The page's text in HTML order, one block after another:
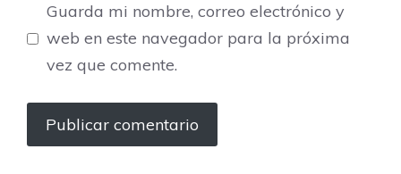
Guarda mi nombre, correo electrónico y
web en este navegador para la próxima
vez que comente.